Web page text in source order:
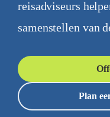
reisadviseurs
samenstellen van
Plan